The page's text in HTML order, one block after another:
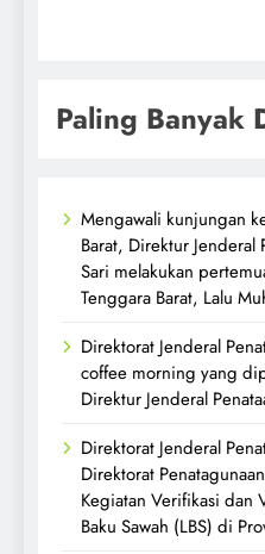
Paling Banyak
Mengawali kunjungan
Barat, Direktur
Sari melakukan
Tenggara Barat, Lalu
Direktorat Jenderal
coffee morning yang
Direktur Jenderal
Direktorat Jenderal
Direktorat
Kegiatan Verifikasi dan
Baku Sawah (LBS) di